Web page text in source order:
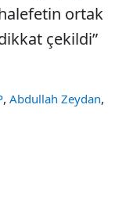
ortak
çekildi”
, Abdullah Zeydan,